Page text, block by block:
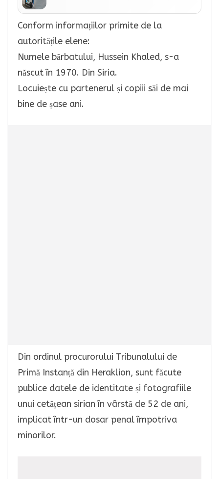
Conform informațiilor primite de la
autoritățile elene:
Numele bărbatului, Hussein Khaled, s-a
născut în 1970. Din Siria.
Locuiește cu partenerul și copiii săi de mai
bine de șase ani.
Din ordinul procurorului Tribunalului de
Primă Instanță din Heraklion, sunt făcute
publice datele de identitate și fotografiile
unui cetățean sirian în vârstă de 52 de ani,
implicat într-un dosar penal împotriva
minorilor.